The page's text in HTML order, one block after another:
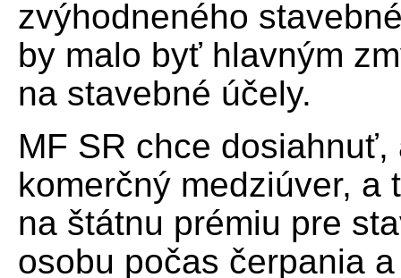
zvýhodneného
by malo byť hlavným
na stavebné účely.
MF SR chce
komerčný medziúver, a
na štátnu prémiu pre
osobu počas čerpania